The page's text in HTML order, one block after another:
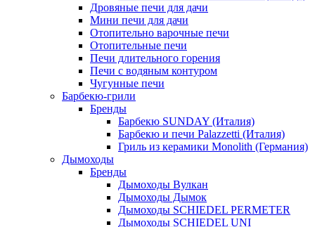
Дровяные печи для дачи
Мини печи для дачи
Отопительно варочные печи
Отопительные печи
Печи длительного горения
Печи с водяным контуром
Чугунные печи
Барбекю-грили
Бренды
Барбекю SUNDAY (Италия)
Барбекю и печи Palazzetti (Италия)
Гриль из керамики Monolith (Германия)
Дымоходы
Бренды
Дымоходы Вулкан
Дымоходы Дымок
Дымоходы SCHIEDEL PERMETER
Дымоходы SCHIEDEL UNI